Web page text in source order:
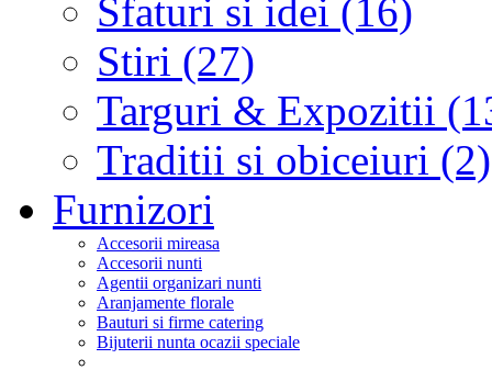
Sfaturi si idei (16)
Stiri (27)
Targuri & Expozitii
Traditii si obiceiuri (2)
Furnizori
Accesorii mireasa
Accesorii nunti
Agentii organizari nunti
Aranjamente florale
Bauturi si firme catering
Bijuterii nunta ocazii speciale